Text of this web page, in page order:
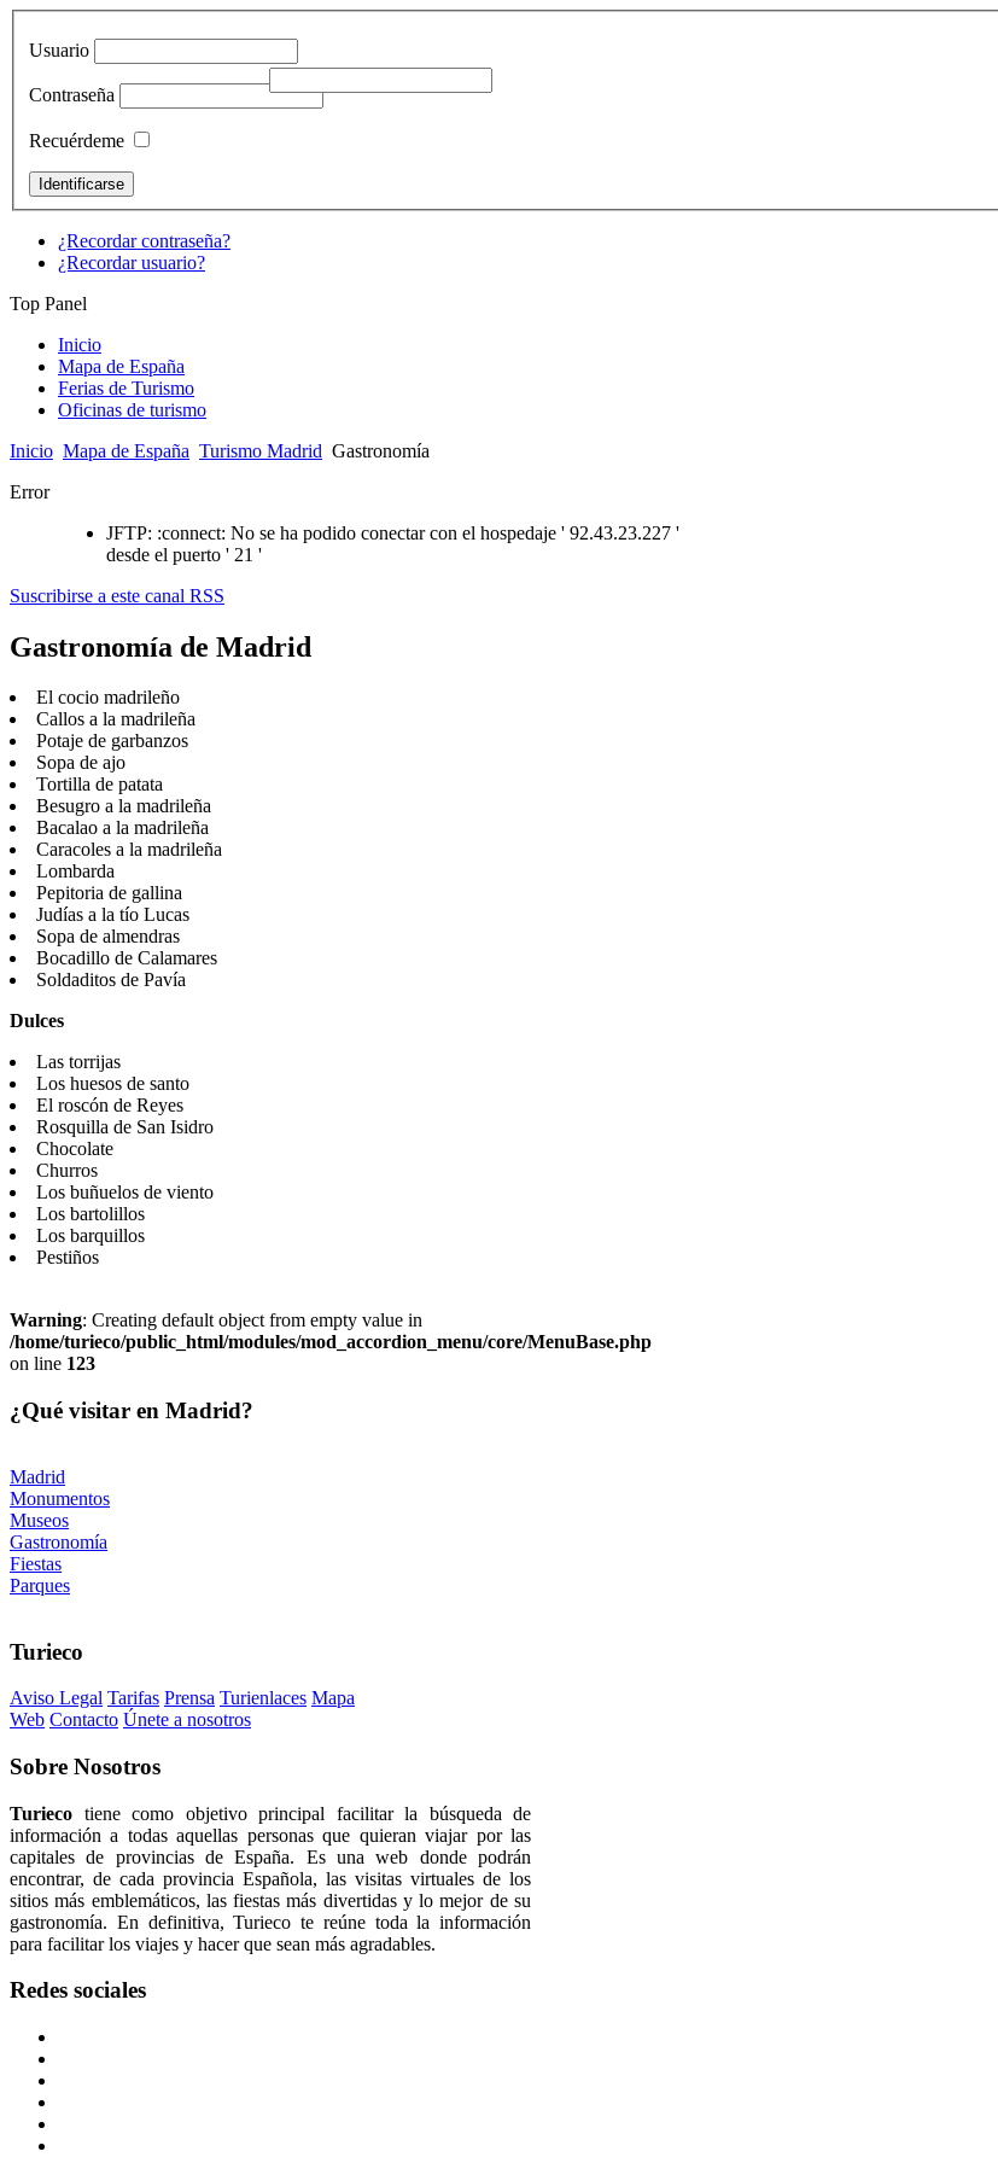
Usuario
Contraseña
Recuérdeme
¿Recordar contraseña?
¿Recordar usuario?
Top Panel
Inicio
Mapa de España
Ferias de Turismo
Oficinas de turismo
Inicio Mapa de España Turismo Madrid Gastronomía
Error
JFTP: :connect: No se ha podido conectar con el hospedaje ' 92.43.23.227 '
desde el puerto ' 21 '
Suscribirse a este canal RSS
Gastronomía de Madrid
El cocio madrileño
Callos a la madrileña
Potaje de garbanzos
Sopa de ajo
Tortilla de patata
Besugro a la madrileña
Bacalao a la madrileña
Caracoles a la madrileña
Lombarda
Pepitoria de gallina
Judías a la tío Lucas
Sopa de almendras
Bocadillo de Calamares
Soldaditos de Pavía
Dulces
Las torrijas
Los huesos de santo
El roscón de Reyes
Rosquilla de San Isidro
Chocolate
Churros
Los buñuelos de viento
Los bartolillos
Los barquillos
Pestiños
Warning: Creating default object from empty value in
/home/turieco/public_html/modules/mod_accordion_menu/core/MenuBase.php
on line 123
¿Qué visitar en Madrid?
Madrid
Monumentos
Museos
Gastronomía
Fiestas
Parques
Turieco
Aviso Legal Tarifas Prensa Turienlaces Mapa
Web Contacto Únete a nosotros
Sobre Nosotros
Turieco tiene como objetivo principal facilitar la búsqueda de
información a todas aquellas personas que quieran viajar por las
capitales de provincias de España. Es una web donde podrán
encontrar, de cada provincia Española, las visitas virtuales de los
sitios más emblemáticos, las fiestas más divertidas y lo mejor de su
gastronomía. En definitiva, Turieco te reúne toda la información
para facilitar los viajes y hacer que sean más agradables.
Redes sociales